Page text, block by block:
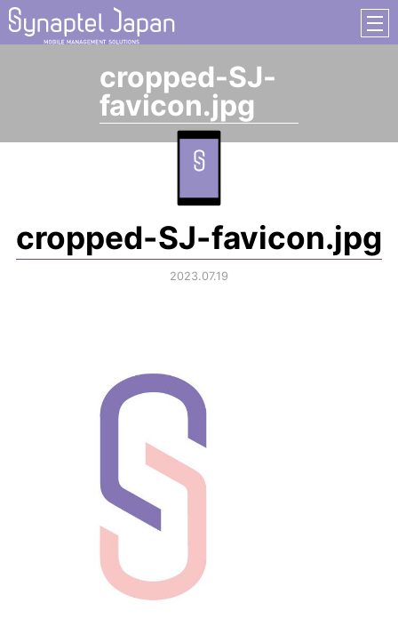
cropped-SJ-
favicon.jpg
cropped-SJ-favicon.jpg
2023.07.19